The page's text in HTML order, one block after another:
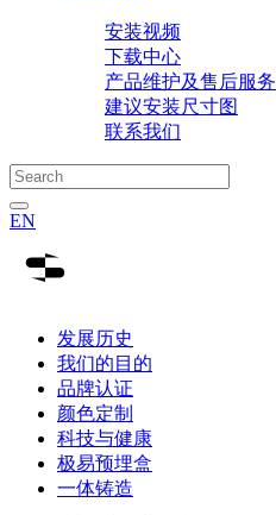
安装视频
下载中心
产品维护及售后服务
建议安装尺寸图
联系我们
EN
发展历史
我们的目的
品牌认证
颜色定制
科技与健康
极易预埋盒
一体铸造